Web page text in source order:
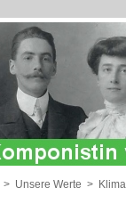
> Unsere Werte >